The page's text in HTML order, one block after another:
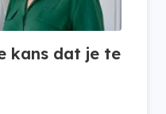
kans dat je te